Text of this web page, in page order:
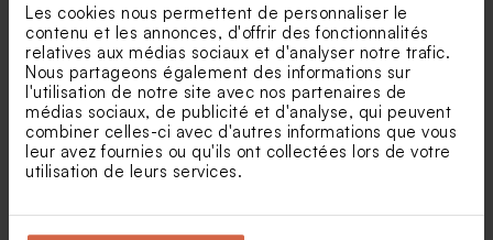
Les cookies nous permettent de personnaliser le
contenu et les annonces, d'offrir des fonctionnalités
relatives aux médias sociaux et d'analyser notre trafic.
Nous partageons également des informations sur
l'utilisation de notre site avec nos partenaires de
médias sociaux, de publicité et d'analyse, qui peuvent
combiner celles-ci avec d'autres informations que vous
leur avez fournies ou qu'ils ont collectées lors de votre
utilisation de leurs services.
Contenant à dragées
baptême petit ourson
Contenant à dragées
baptême petites abeilles et
photo